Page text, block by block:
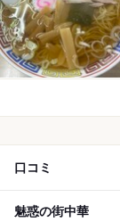
口コミ
魅惑の街中華